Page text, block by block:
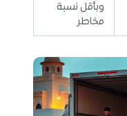
وبأقل نسبة
مخاطر